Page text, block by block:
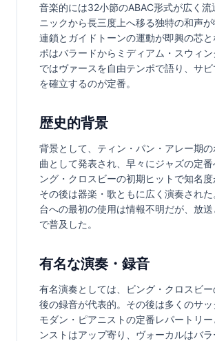
音楽的には32小節のABAC形式が広く流
ニックから長三度上へ移る独特の和声
連鎖とガイドトーンの運動が即興の芯
ポはバラードからミディアム・スウィ
ではヴァースを自由テンポで語り、サ
を確立するのが定番。
歴史的背景
背景として、ティン・パン・アレー期
曲として発表され、早々にジャズの定
ング・クロスビーの初期ヒットで知名度
その後は器楽・歌ともに広く演奏され
台への最初の使用は情報不明だが、放送
で普及した。
有名な演奏・録音
有名演奏としては、ビング・クロスビ
後の録音が代表的。その後は多くのサ
モダン・ピアニストの定番レパートリー
ンストはアップ寄り、ヴォーカルはバ